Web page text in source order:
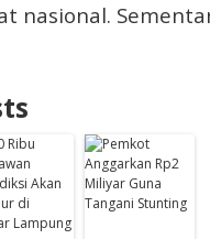
nasional.